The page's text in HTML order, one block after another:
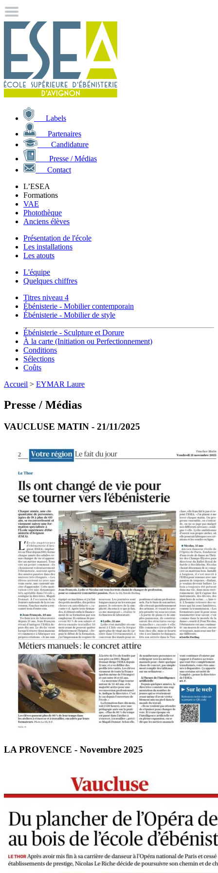
Labels
Partenaires
Candidature
Presse / Médias
Contact
L’ESEA
Formations
VAE
Photothèque
Anciens élèves
Présentation de l'école
Les installations
Les atouts
L'équipe
Quelques chiffres
Titres niveau 4
Ébénisterie - Mobilier contemporain
Ébénisterie - Mobilier de style
Ébénisterie - Sculpture et Dorure
À la carte (Initiation ou Perfectionnement)
Conditions
Sélections
Coûts
Accueil > EYMAR Laure
Presse / Médias
VAUCLUSE MATIN - 21/11/2025
LA PROVENCE - Novembre 2025